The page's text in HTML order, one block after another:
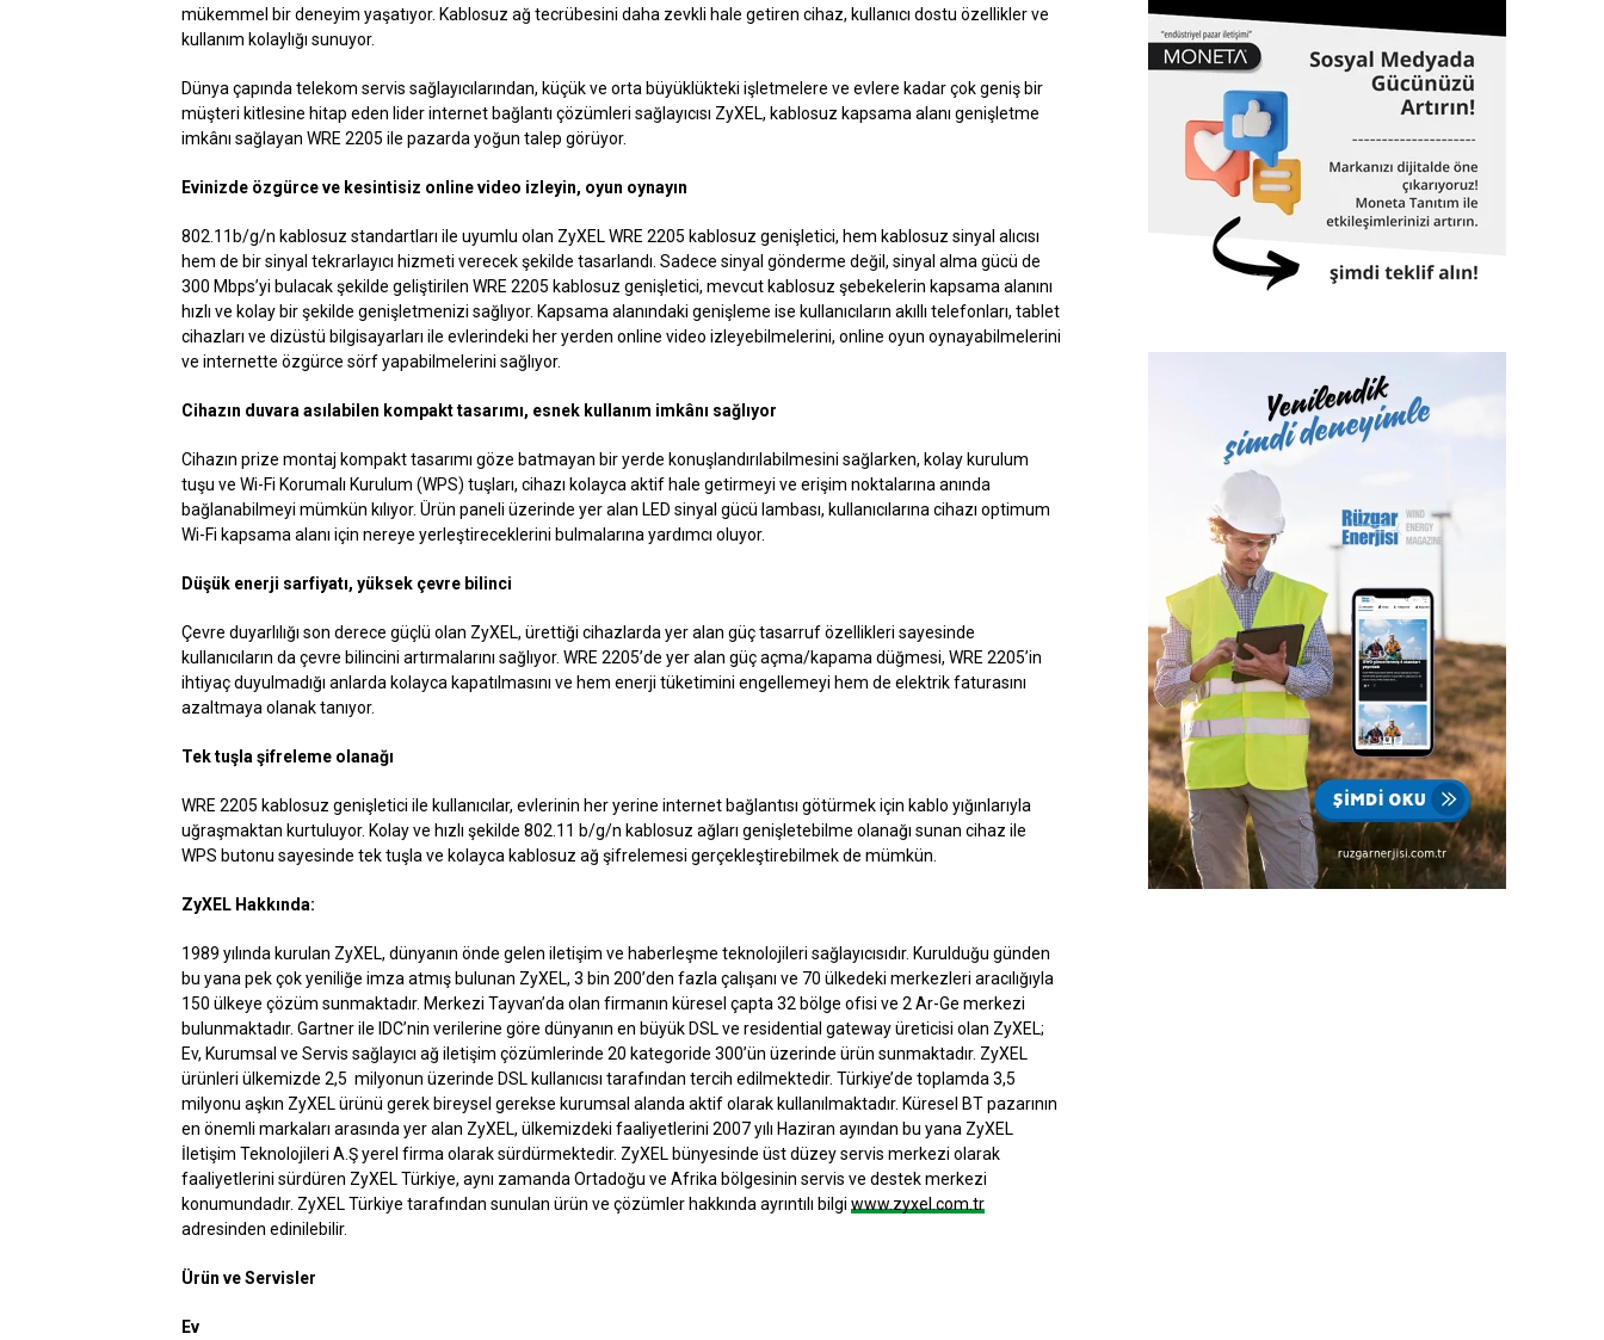
mükemmel bir deneyim yaşatıyor. Kablosuz ağ tecrübesini daha zevkli hale getiren cihaz, kullanıcı dostu özellikler ve
kullanım kolaylığı sunuyor.
Dünya çapında telekom servis sağlayıcılarından, küçük ve orta büyüklükteki işletmelere ve evlere kadar çok geniş bir
müşteri kitlesine hitap eden lider internet bağlantı çözümleri sağlayıcısı ZyXEL, kablosuz kapsama alanı genişletme
imkânı sağlayan WRE 2205 ile pazarda yoğun talep görüyor.
Evinizde özgürce ve kesintisiz online video izleyin, oyun oynayın
802.11b/g/n kablosuz standartları ile uyumlu olan ZyXEL WRE 2205 kablosuz genişletici, hem kablosuz sinyal alıcısı
hem de bir sinyal tekrarlayıcı hizmeti verecek şekilde tasarlandı. Sadece sinyal gönderme değil, sinyal alma gücü de
300 Mbps’yi bulacak şekilde geliştirilen WRE 2205 kablosuz genişletici, mevcut kablosuz şebekelerin kapsama alanını
hızlı ve kolay bir şekilde genişletmenizi sağlıyor. Kapsama alanındaki genişleme ise kullanıcıların akıllı telefonları, tablet
cihazları ve dizüstü bilgisayarları ile evlerindeki her yerden online video izleyebilmelerini, online oyun oynayabilmelerini
ve internette özgürce sörf yapabilmelerini sağlıyor.
Cihazın duvara asılabilen kompakt tasarımı, esnek kullanım imkânı sağlıyor
Cihazın prize montaj kompakt tasarımı göze batmayan bir yerde konuşlandırılabilmesini sağlarken, kolay kurulum
tuşu ve Wi-Fi Korumalı Kurulum (WPS) tuşları, cihazı kolayca aktif hale getirmeyi ve erişim noktalarına anında
bağlanabilmeyi mümkün kılıyor. Ürün paneli üzerinde yer alan LED sinyal gücü lambası, kullanıcılarına cihazı optimum
Wi-Fi kapsama alanı için nereye yerleştireceklerini bulmalarına yardımcı oluyor.
Düşük enerji sarfiyatı, yüksek çevre bilinci
Çevre duyarlılığı son derece güçlü olan ZyXEL, ürettiği cihazlarda yer alan güç tasarruf özellikleri sayesinde
kullanıcıların da çevre bilincini artırmalarını sağlıyor. WRE 2205’de yer alan güç açma/kapama düğmesi, WRE 2205’in
ihtiyaç duyulmadığı anlarda kolayca kapatılmasını ve hem enerji tüketimini engellemeyi hem de elektrik faturasını
azaltmaya olanak tanıyor.
Tek tuşla şifreleme olanağı
WRE 2205 kablosuz genişletici ile kullanıcılar, evlerinin her yerine internet bağlantısı götürmek için kablo yığınlarıyla
uğraşmaktan kurtuluyor. Kolay ve hızlı şekilde 802.11 b/g/n kablosuz ağları genişletebilme olanağı sunan cihaz ile
WPS butonu sayesinde tek tuşla ve kolayca kablosuz ağ şifrelemesi gerçekleştirebilmek de mümkün.
ZyXEL Hakkında:
1989 yılında kurulan ZyXEL, dünyanın önde gelen iletişim ve haberleşme teknolojileri sağlayıcısıdır. Kurulduğu günden
bu yana pek çok yeniliğe imza atmış bulunan ZyXEL, 3 bin 200’den fazla çalışanı ve 70 ülkedeki merkezleri aracılığıyla
150 ülkeye çözüm sunmaktadır. Merkezi Tayvan’da olan firmanın küresel çapta 32 bölge ofisi ve 2 Ar-Ge merkezi
bulunmaktadır. Gartner ile IDC’nin verilerine göre dünyanın en büyük DSL ve residential gateway üreticisi olan ZyXEL;
Ev, Kurumsal ve Servis sağlayıcı ağ iletişim çözümlerinde 20 kategoride 300’ün üzerinde ürün sunmaktadır. ZyXEL
ürünleri ülkemizde 2,5 milyonun üzerinde DSL kullanıcısı tarafından tercih edilmektedir. Türkiye’de toplamda 3,5
milyonu aşkın ZyXEL ürünü gerek bireysel gerekse kurumsal alanda aktif olarak kullanılmaktadır. Küresel BT pazarının
en önemli markaları arasında yer alan ZyXEL, ülkemizdeki faaliyetlerini 2007 yılı Haziran ayından bu yana ZyXEL
İletişim Teknolojileri A.Ş yerel firma olarak sürdürmektedir. ZyXEL bünyesinde üst düzey servis merkezi olarak
faaliyetlerini sürdüren ZyXEL Türkiye, aynı zamanda Ortadoğu ve Afrika bölgesinin servis ve destek merkezi
konumundadır. ZyXEL Türkiye tarafından sunulan ürün ve çözümler hakkında ayrıntılı bilgi www.zyxel.com.tr
adresinden edinilebilir.
Ürün ve Servisler
Ev